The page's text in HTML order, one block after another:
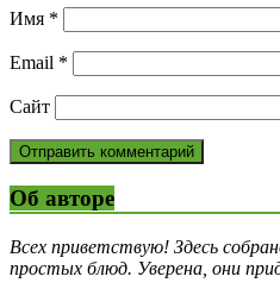
Имя *
Email *
Сайт
Об авторе
Всех приветствую! Здесь
простых блюд. Уверена, они